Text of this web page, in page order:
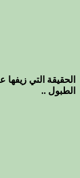
الحقيقة التي
الطبول ..